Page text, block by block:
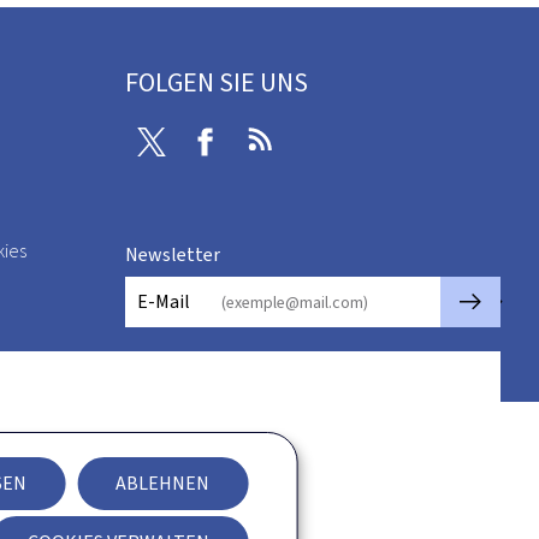
ABLEHNEN
FOLGEN SIE UNS
Twitter Facebook
Newsletter
E-Mail
🡒